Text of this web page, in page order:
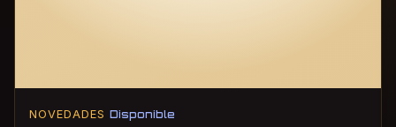
NOVEDADES Disponible